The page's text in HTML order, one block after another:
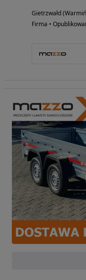
Gietrzwałd
Firma •